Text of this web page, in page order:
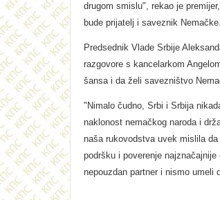
drugom smislu", rekao je
bude prijatelj i saveznik Nemačke.
Predsednik Vlade Srbije
razgovore s kancelarkom
šansa i da želi savezništvo
"Nimalo čudno, Srbi i Srbija
naklonost nemačkog naroda i
naša rukovodstva uvek mislila
podršku i poverenje
nepouzdan partner i nismo umeli